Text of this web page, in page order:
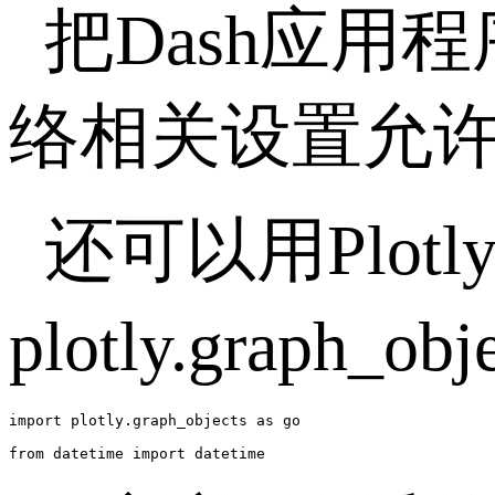
把Dash应用
络相关设置允
还可以用
import plotly.graph_objects as go
from datetime import datetime